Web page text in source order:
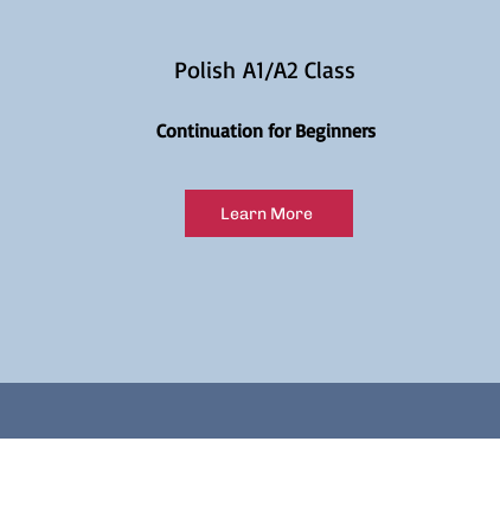
Polish A1/A2 Class
Continuation for Beginners
Learn More